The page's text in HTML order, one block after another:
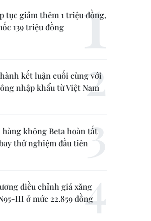
tục giảm thêm 1 triệu đồng,
139 triệu đồng
kết luận cuối cùng với
nhập khẩu từ Việt Nam
không Beta hoàn tất
thử nghiệm đầu tiên
điều chỉnh giá xăng
III ở mức 22.859 đồng